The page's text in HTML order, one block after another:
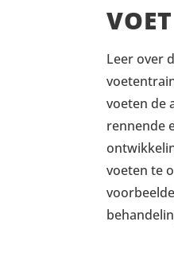
VOET
Leer over
voeten de
rennende
voeten te